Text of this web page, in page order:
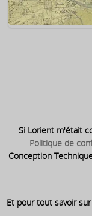
Si Lorient m'était
Politique de
Conception
Et pour tout savoir